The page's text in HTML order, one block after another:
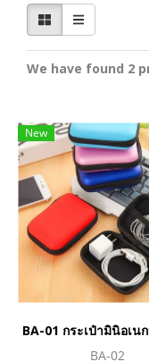
We have found 2
New
BA-01 กระเป๋ามินิอเ
BA-02